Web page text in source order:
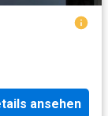
ansehen